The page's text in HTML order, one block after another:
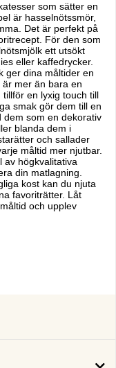
som sätter en
är hasselnötssmör,
Det är perfekt på
För den som
ett utsökt
eller kaffedrycker.
ger dina måltider en
mer än bara en
en lyxig touch till
smak gör dem till en
dem som en dekorativ
blanda dem i
och sallader
måltid mer njutbar.
av högkvalitativa
din matlagning.
kost kan du njuta
favoriträtter. Låt
och upplev